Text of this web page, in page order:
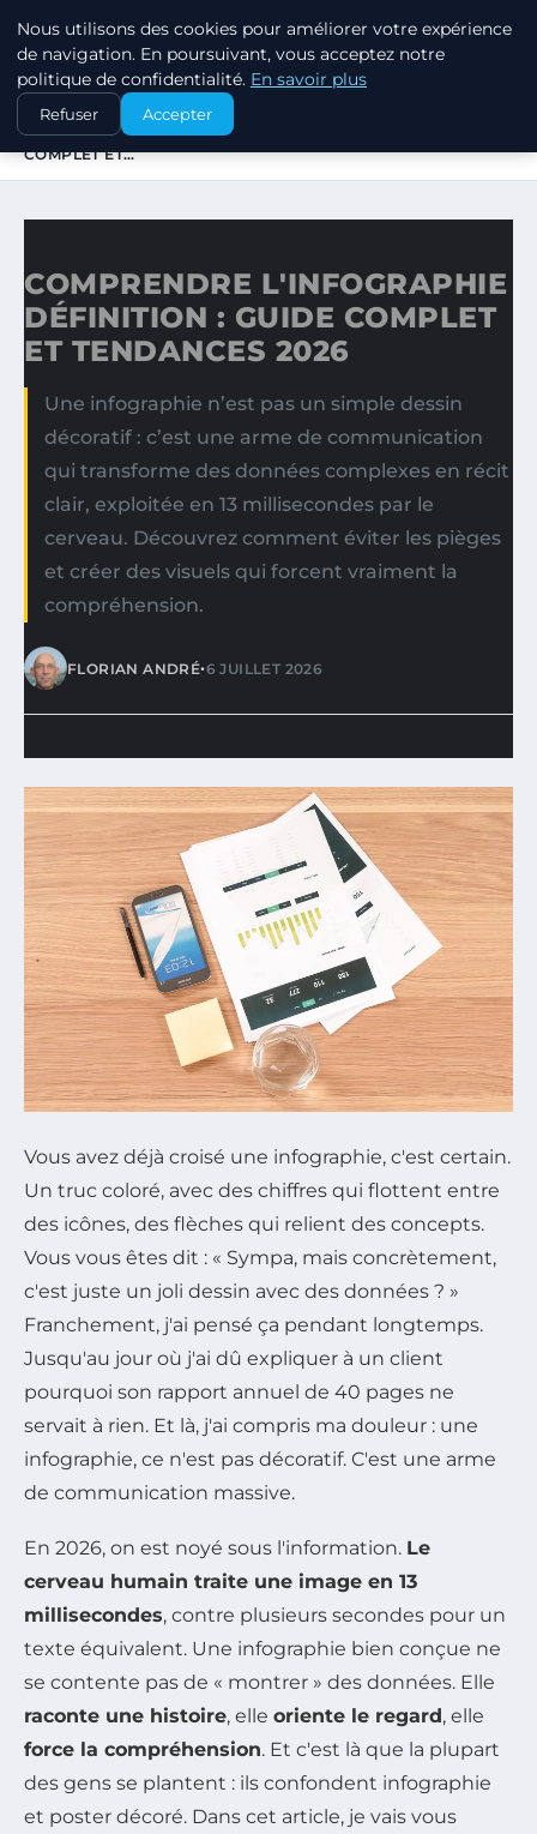
MARKETING STRATEGIQUE
ACCUEIL
COMPRENDRE L'INFOGRAPHIE DÉFINITION : GUIDE
COMPLET ET…
COMPRENDRE L'INFOGRAPHIE
DÉFINITION : GUIDE COMPLET
ET TENDANCES 2026
Une infographie n’est pas un simple dessin
décoratif : c’est une arme de communication
qui transforme des données complexes en récit
clair, exploitée en 13 millisecondes par le
cerveau. Découvrez comment éviter les pièges
et créer des visuels qui forcent vraiment la
compréhension.
FLORIAN ANDRÉ•6 JUILLET 2026
Vous avez déjà croisé une infographie, c'est certain.
Un truc coloré, avec des chiffres qui flottent entre
des icônes, des flèches qui relient des concepts.
Vous vous êtes dit : « Sympa, mais concrètement,
c'est juste un joli dessin avec des données ? »
Franchement, j'ai pensé ça pendant longtemps.
Jusqu'au jour où j'ai dû expliquer à un client
pourquoi son rapport annuel de 40 pages ne
servait à rien. Et là, j'ai compris ma douleur : une
infographie, ce n'est pas décoratif. C'est une arme
de communication massive.
En 2026, on est noyé sous l'information. Le
cerveau humain traite une image en 13
millisecondes, contre plusieurs secondes pour un
texte équivalent. Une infographie bien conçue ne
se contente pas de « montrer » des données. Elle
raconte une histoire, elle oriente le regard, elle
force la compréhension. Et c'est là que la plupart
des gens se plantent : ils confondent infographie
et poster décoré. Dans cet article, je vais vous
Nous utilisons des cookies pour améliorer votre expérience
de navigation. En poursuivant, vous acceptez notre
politique de confidentialité. En savoir plus
Refuser Accepter